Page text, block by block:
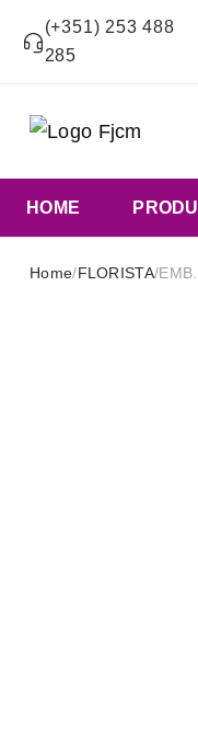
(+351) 253 488
285
HOME
Home/FLORISTA/